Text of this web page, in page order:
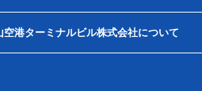
港ターミナルビル株式会社について